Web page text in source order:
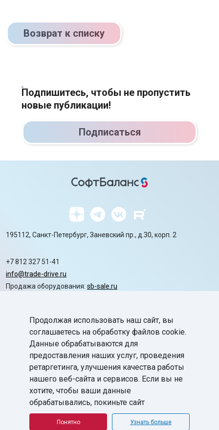
Возврат к списку
Подпишитесь, чтобы не пропустить
новые публикации!
Подписаться
195112, Санкт-Петербург, Заневский пр., д.30, корп. 2
+7 812 327 51-41
info@trade-drive.ru
Продажа оборудования: sb-sale.ru
Автоматизацияchevron_right
Маркировкаchevron_right
Поддержкаchevron_right
База знанийchevron_right
ГК «СофтБаланс» 2008-2026
Все права защищены.
Продолжая использовать наш сайт, вы
соглашаетесь на обработку файлов cookie.
Данные обрабатываются для
предоставления наших услуг, проведения
ретаргетинга, улучшения качества работы
нашего веб-сайта и сервисов. Если вы не
хотите, чтобы ваши данные
обрабатывались, покиньте сайт
Понятно Узнать больше